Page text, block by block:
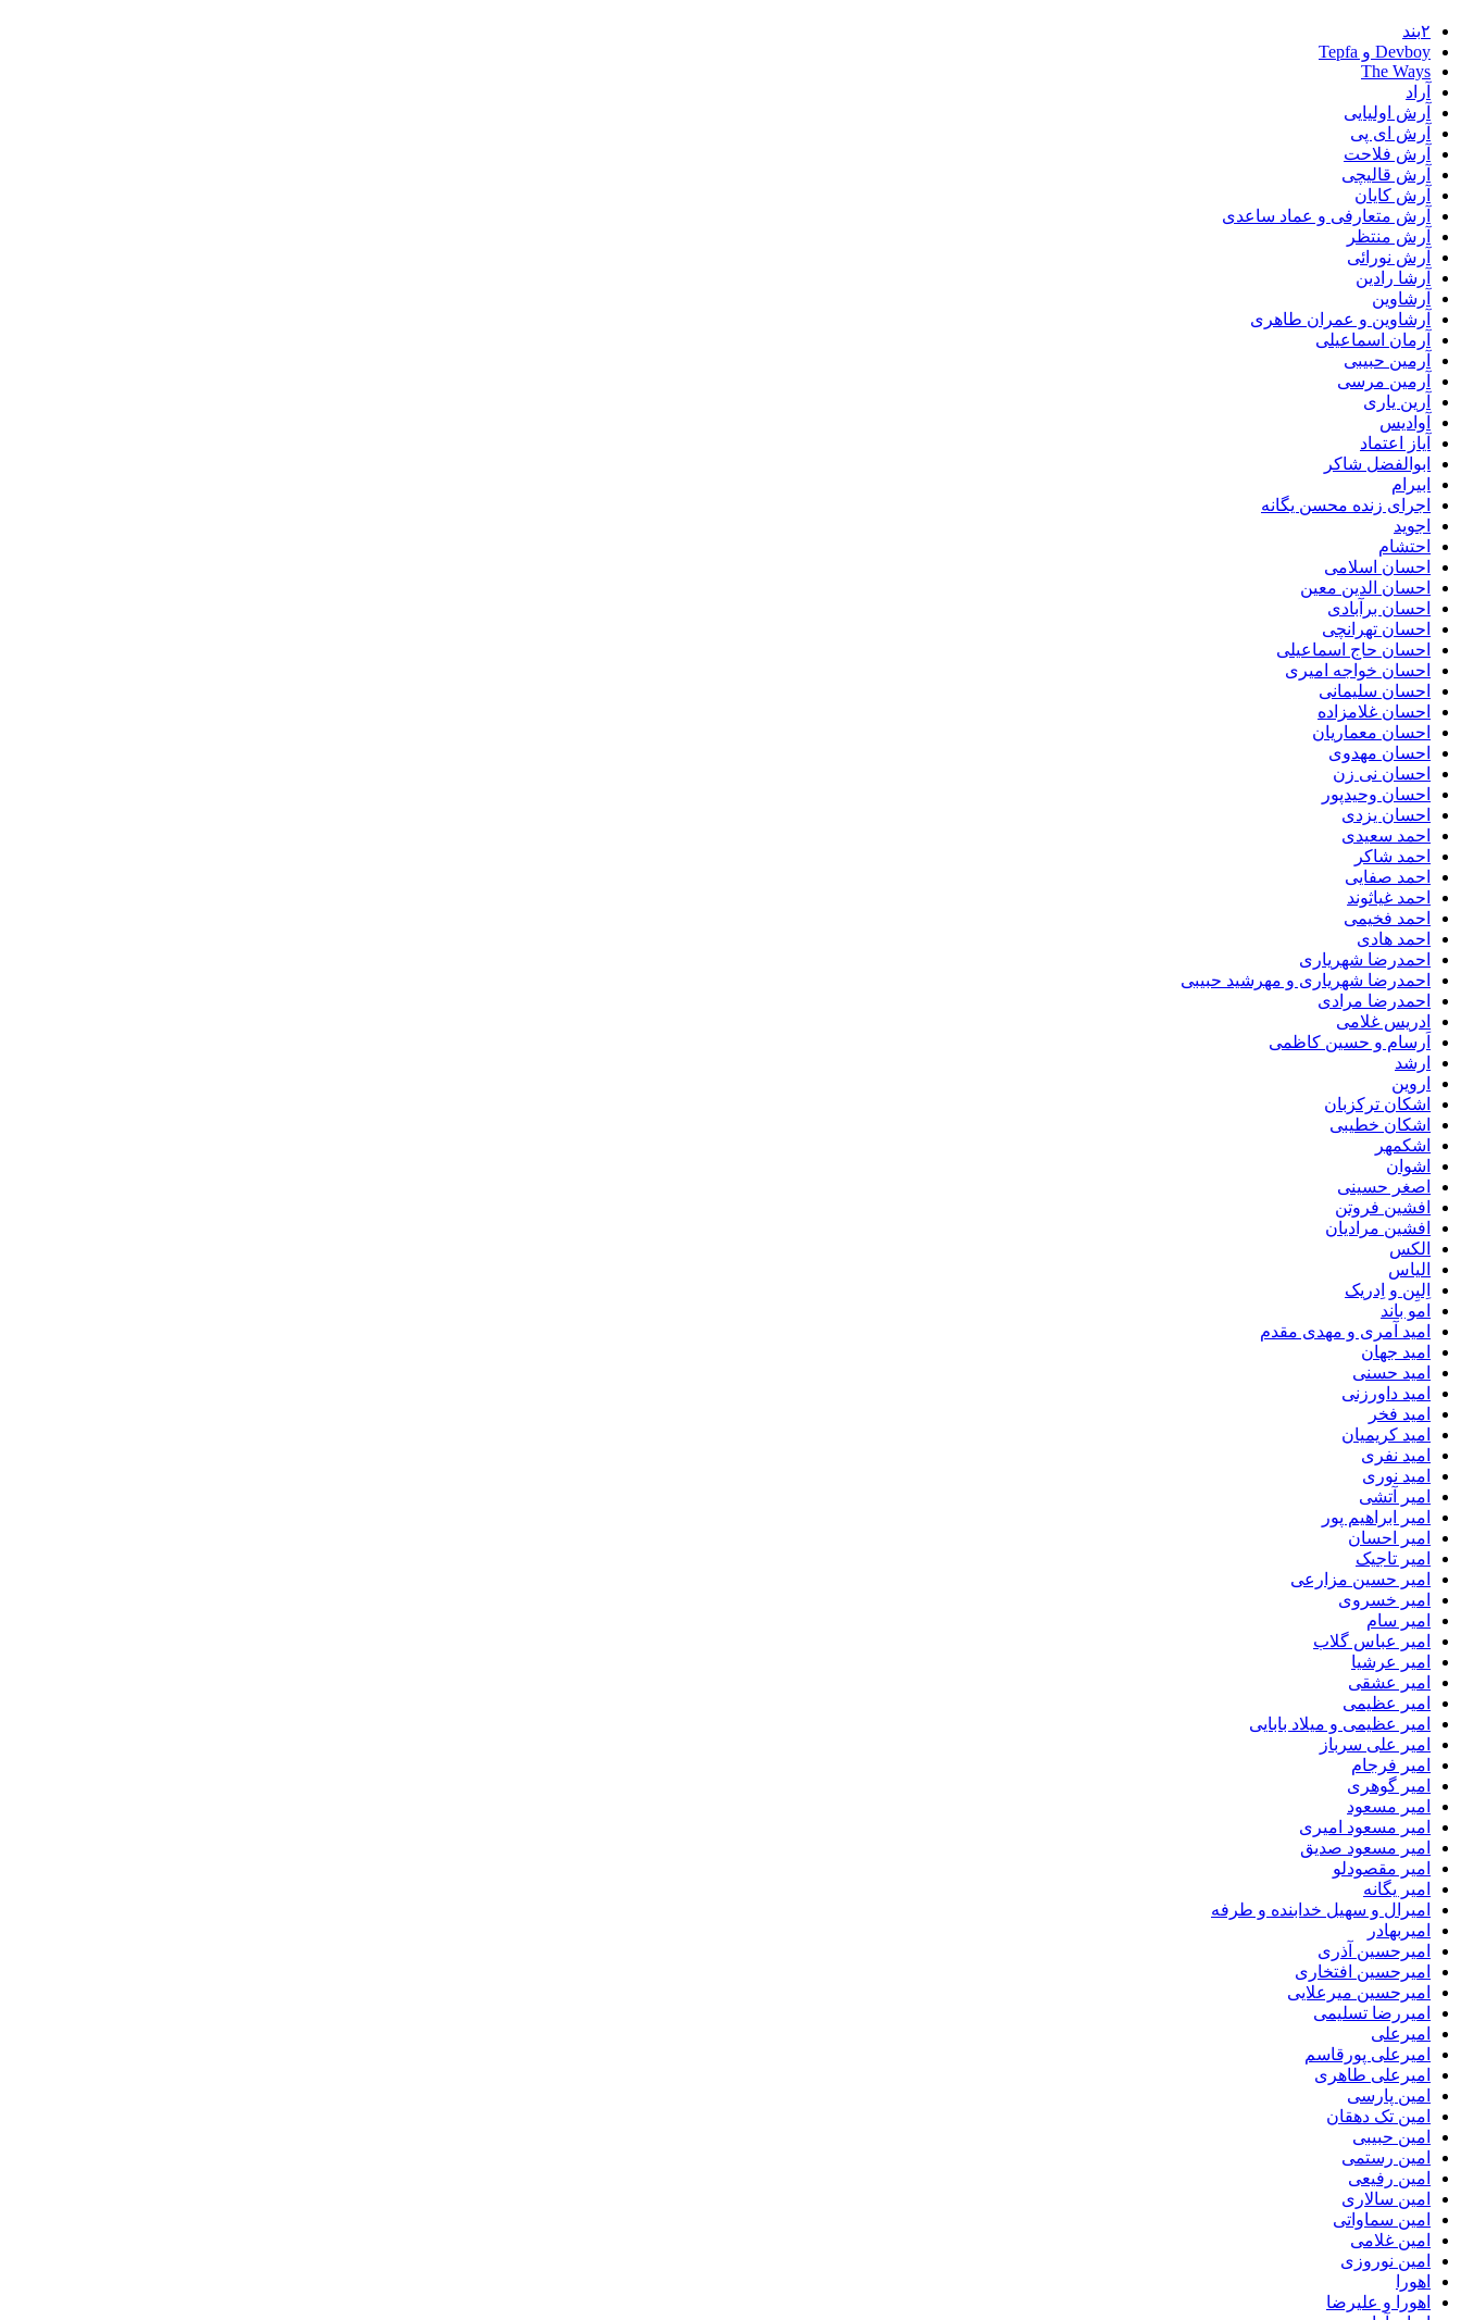
۲بند
Devboy و Tepfa
The Ways
آراد
آرش اولیایی
آرش ای پی
آرش فلاحت
آرش قالیچی
آرش کایان
آرش متعارفی و عماد ساعدی
آرش منتظر
آرش نورائی
آرشا رادین
آرشاوین
آرشاوین و عمران طاهری
آرمان اسماعیلی
آرمین حبیبی
آرمین مرسی
آرین یاری
آوادیس
آیاز اعتماد
ابوالفضل شاکر
ابیرام
اجرای زنده محسن یگانه
اجوید
احتشام
احسان اسلامی
احسان الدین معین
احسان برآبادی
احسان تهرانچی
احسان حاج اسماعیلی
احسان خواجه امیری
احسان سلیمانی
احسان غلامزاده
احسان معماریان
احسان مهدوی
احسان نی زن
احسان وحیدپور
احسان یزدی
احمد سعیدی
احمد شاکر
احمد صفایی
احمد غیاثوند
احمد فخیمی
احمد هادی
احمدرضا شهریاری
احمدرضا شهریاری و مهرشید حبیبی
احمدرضا مرادی
ادریس غلامی
اَرسام و حسین کاظمی
ارشد
اروین
اشکان ترکزبان
اشکان خطیبی
اشکمهر
اشوان
اصغر حسینی
افشین فروتن
افشین مرادیان
الکس
الیاس
اِلیِن و اِدریک
امو باند
امید آمری و مهدی مقدم
امید جهان
امید حسنی
امید داورزنی
امید فخر
امید کریمیان
امید نفری
امید نوری
امیر آتشی
امیر ابراهیم پور
امیر احسان
امیر تاجیک
امیر حسین مزارعی
امیر خسروی
امیر سام
امیر عباس گلاب
امیر عرشیا
امیر عشقی
امیر عظیمی
امیر عظیمی و میلاد بابایی
امیر علی سرباز
امیر فرجام
امیر گوهری
امیر مسعود
امیر مسعود امیری
امیر مسعود صدیق
امیر مقصودلو
امیر یگانه
امیرال و سهیل خدابنده و طرفه
امیربهادر
امیرحسین آذری
امیرحسین افتخاری
امیرحسین میرعلایی
امیررضا تسلیمی
امیرعلی
امیرعلی پورقاسم
امیرعلی طاهری
امین پارسی
امین تک دهقان
امین حبیبی
امین رستمی
امین رفیعی
امین سالاری
امین سماواتی
امین غلامی
امین نوروزی
اهورا
اهورا و علیرضا